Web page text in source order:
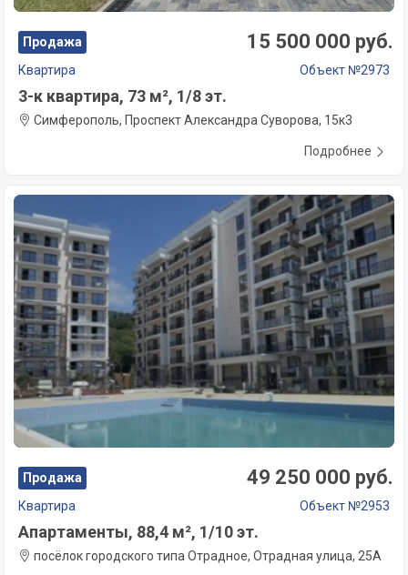
Продажа 15 500 000 руб.
Квартира Объект №2973
3-к квартира, 73 м², 1/8 эт.
Симферополь, Проспект Александра Суворова, 15к3
Подробнее
Продажа 49 250 000 руб.
Квартира Объект №2953
Апартаменты, 88,4 м², 1/10 эт.
посёлок городского типа Отрадное, Отрадная улица, 25А